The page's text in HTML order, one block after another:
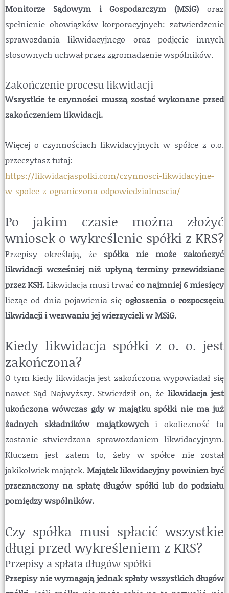
Monitorze Sądowym i Gospodarczym (MSiG) oraz
spełnienie obowiązków korporacyjnych: zatwierdzenie
sprawozdania likwidacyjnego oraz podjęcie innych
stosownych uchwał przez zgromadzenie wspólników.
Zakończenie procesu likwidacji
Wszystkie te czynności muszą zostać wykonane przed
zakończeniem likwidacji.
Więcej o czynnościach likwidacyjnych w spółce z o.o.
przeczytasz tutaj:
https://likwidacjaspolki.com/czynnosci-likwidacyjne-
w-spolce-z-ograniczona-odpowiedzialnoscia/
Po jakim czasie można złożyć
wniosek o wykreślenie spółki z KRS?
Przepisy określają, że spółka nie może zakończyć
likwidacji wcześniej niż upłyną terminy przewidziane
przez KSH.Likwidacja musi trwać co najmniej 6 miesięcy
licząc od dnia pojawienia sięogłoszenia o rozpoczęciu
likwidacji i wezwaniu jej wierzycieli w MSiG.
Kiedy likwidacja spółki z o. o. jest
zakończona?
O tym kiedy likwidacja jest zakończona wypowiadał się
nawet Sąd Najwyższy. Stwierdził on, że likwidacja jest
ukończona wówczas gdy w majątku spółki nie ma już
żadnych składników majątkowychi okoliczność ta
zostanie stwierdzona sprawozdaniem likwidacyjnym.
Kluczem jest zatem to, żeby w spółce nie został
jakikolwiek majątek. Majątek likwidacyjny powinien być
przeznaczony na spłatę długów spółki lub do podziału
pomiędzy wspólników.
Czy spółka musi spłacić wszystkie
długi przed wykreśleniem z KRS?
Przepisy a spłata długów spółki
Przepisy nie wymagają jednak spłaty wszystkich długów